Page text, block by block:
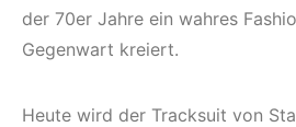
der 70er Jahre ein wahres
Gegenwart kreiert.
Heute wird der Tracksuit von